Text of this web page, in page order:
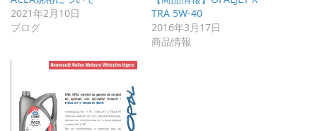
2021年2月10日
ブログ
TRA 5W-40
2016年3月17日
商品情報